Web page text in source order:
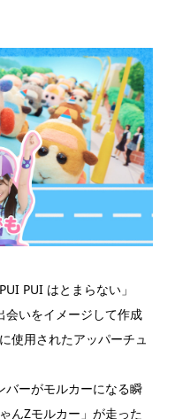
PUI はとまらない」
会いをイメージして作成
使用されたアッパーチュ
バーがモルカーになる瞬
んZモルカー」が走った